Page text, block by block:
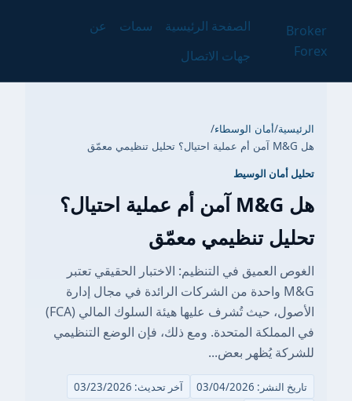
Broker
Forex
الصفحة الرئيسية سمات
عن
جهات الاتصال
الرئيسية/أمان الوسطاء/
هل M&G آمن أم عملية احتيال؟ تحليل تنظيمي معمّق
تحليل أمان الوسيط
هل M&G آمن أم عملية احتيال؟
تحليل تنظيمي معمّق
الغوص العميق في التنظيم: الاختبار الحقيقي تعتبر
M&G واحدة من الشركات الرائدة في مجال إدارة
الأصول، حيث تُشرف عليها هيئة السلوك المالي (FCA)
في المملكة المتحدة. ومع ذلك، فإن الوضع التنظيمي
للشركة يُظهر بعض...
تاريخ النشر: 03/04/2026
آخر تحديث: 03/23/2026